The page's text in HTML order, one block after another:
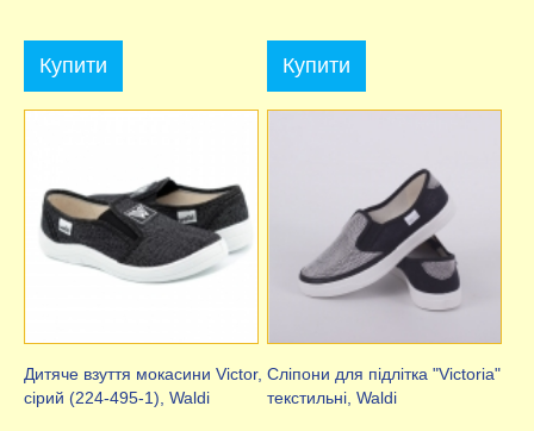
Купити Купити
Дитяче взуття мокасини Victor,
сірий (224-495-1), Waldi
Сліпони для підлітка "Victoria"
текстильні, Waldi